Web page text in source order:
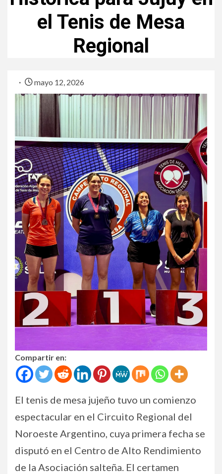
el Tenis de Mesa
Regional
mayo 12, 2026
Compartir en:
El tenis de mesa jujeño tuvo un comienzo
espectacular en el Circuito Regional del
Noroeste Argentino, cuya primera fecha se
disputó en el Centro de Alto Rendimiento
de la Asociación salteña. El certamen